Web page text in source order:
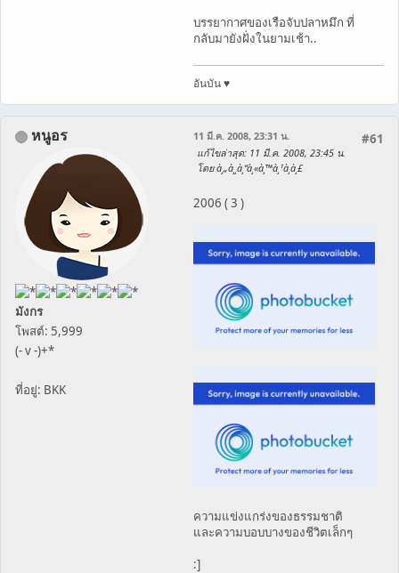
บรรยากาศของเรือจับปลาหมึก ที่
กลับมายังฝั่งในยามเช้า..
อันบัน ♥
หนูอร
มังกร
โพสต์: 5,999
(- v -)+*
ที่อยู่: BKK
#61
11 มี.ค. 2008, 23:31 น.
แก้ไขล่าสุด: 11 มี.ค. 2008, 23:45 น.
โดย à¸„à¸¸à¸“à¸«à¸™à¸¹à¸­à¸£
2006 ( 3 )
ความแข่งแกร่งของธรรมชาติ
และความบอบบางของชีวิตเล็กๆ
:]